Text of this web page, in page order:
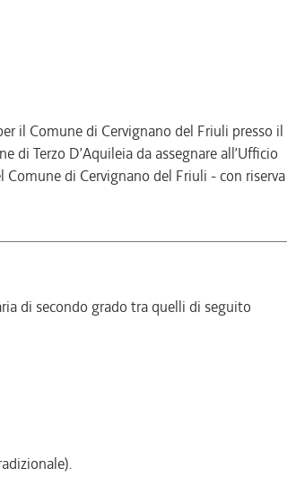
il Comune di Cervignano del Friuli presso il
Terzo D’Aquileia da assegnare all’Ufficio
di Cervignano del Friuli - con riserva
di secondo grado tra quelli di seguito